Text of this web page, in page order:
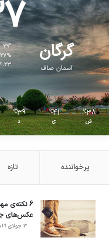
گرگان
آسمان صاف
38º - 29º
27%
4.23 کیلومتر/
38
℃
ش
41
℃
ی
39
℃
د
پرخواننده تازه
71%
6 نکته‌ی
عکس‌های
3 جولای 2021